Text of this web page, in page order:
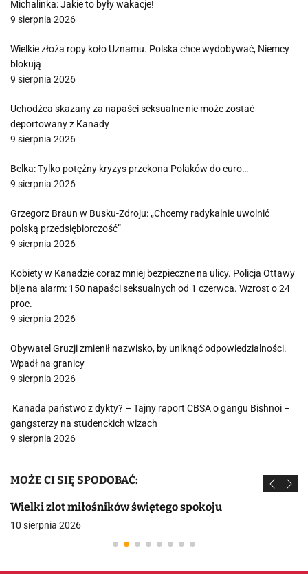
Michalinka: Jakie to były wakacje!
9 sierpnia 2026
Wielkie złoża ropy koło Uznamu. Polska chce wydobywać, Niemcy
blokują
9 sierpnia 2026
Uchodźca skazany za napaści seksualne nie może zostać
deportowany z Kanady
9 sierpnia 2026
Belka: Tylko potężny kryzys przekona Polaków do euro…
9 sierpnia 2026
Grzegorz Braun w Busku-Zdroju: „Chcemy radykalnie uwolnić
polską przedsiębiorczość”
9 sierpnia 2026
Kobiety w Kanadzie coraz mniej bezpieczne na ulicy. Policja Ottawy
bije na alarm: 150 napaści seksualnych od 1 czerwca. Wzrost o 24
proc.
9 sierpnia 2026
Obywatel Gruzji zmienił nazwisko, by uniknąć odpowiedzialności.
Wpadł na granicy
9 sierpnia 2026
Kanada państwo z dykty? – Tajny raport CBSA o gangu Bishnoi –
gangsterzy na studenckich wizach
9 sierpnia 2026
MOŻE CI SIĘ SPODOBAĆ:
Wielki zlot miłośników świętego spokoju
10 sierpnia 2026